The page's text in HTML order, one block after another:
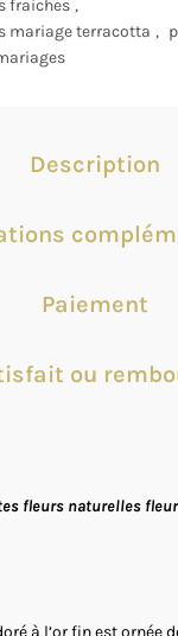
fraiches ,
mariage terracotta ,
Description
Paiement
ou
fleurs naturelles
à l’or fin est ornée